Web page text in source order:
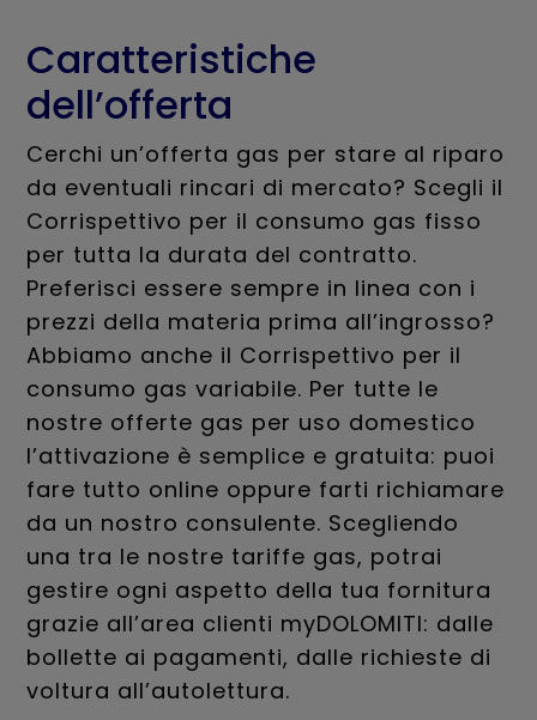
Caratteristiche
dell’offerta
Cerchi un’offerta gas per stare al riparo
da eventuali rincari di mercato? Scegli il
Corrispettivo per il consumo gas fisso
per tutta la durata del contratto.
Preferisci essere sempre in linea con i
prezzi della materia prima all’ingrosso?
Abbiamo anche il Corrispettivo per il
consumo gas variabile. Per tutte le
nostre offerte gas per uso domestico
l’attivazione è semplice e gratuita: puoi
fare tutto online oppure farti richiamare
da un nostro consulente. Scegliendo
una tra le nostre tariffe gas, potrai
gestire ogni aspetto della tua fornitura
grazie all’area clienti myDOLOMITI: dalle
bollette ai pagamenti, dalle richieste di
voltura all’autolettura.